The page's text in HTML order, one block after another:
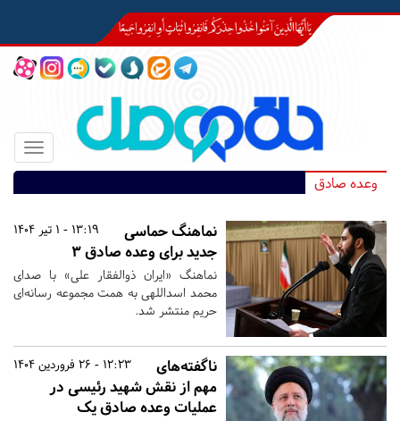
Toggle
وعده صادق
13:19 - 1 تیر 1404
نماهنگ حماسی
جدید برای وعده صادق ۳
نماهنگ «ایران ذوالفقار علی» با صدای
محمد اسداللهی به همت مجموعه رسانه‌ای
حریم منتشر شد.
12:23 - 26 فروردین 1404
ناگفته‌های
مهم از نقش شهید رئیسی در
عملیات وعده صادق یک